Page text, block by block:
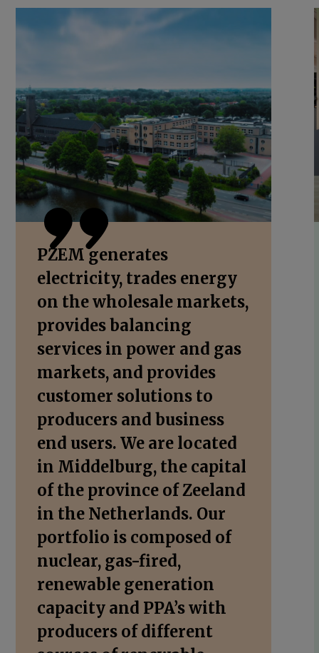
PZEM generates
electricity, trades energy
on the wholesale markets,
provides balancing
services in power and gas
markets, and provides
customer solutions to
producers and business
end users. We are located
in Middelburg, the capital
of the province of Zeeland
in the Netherlands. Our
portfolio is composed of
nuclear, gas-fired,
renewable generation
capacity and PPA’s with
producers of different